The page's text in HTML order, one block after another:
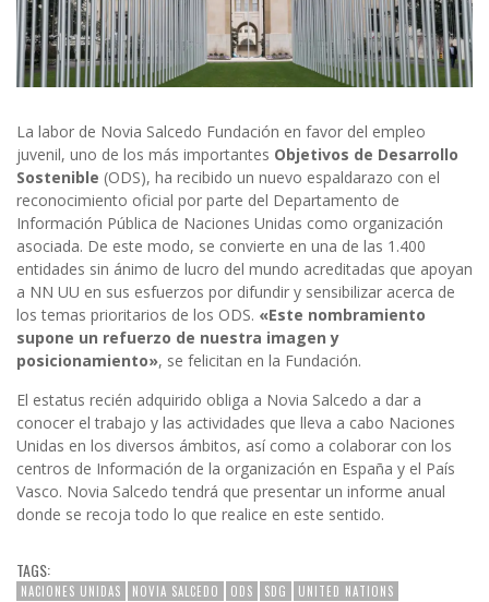
La labor de Novia Salcedo Fundación en favor del empleo
juvenil, uno de los más importantes Objetivos de Desarrollo
Sostenible (ODS), ha recibido un nuevo espaldarazo con el
reconocimiento oficial por parte del Departamento de
Información Pública de Naciones Unidas como organización
asociada. De este modo, se convierte en una de las 1.400
entidades sin ánimo de lucro del mundo acreditadas que apoyan
a NN UU en sus esfuerzos por difundir y sensibilizar acerca de
los temas prioritarios de los ODS. «Este nombramiento
supone un refuerzo de nuestra imagen y
posicionamiento», se felicitan en la Fundación.
El estatus recién adquirido obliga a Novia Salcedo a dar a
conocer el trabajo y las actividades que lleva a cabo Naciones
Unidas en los diversos ámbitos, así como a colaborar con los
centros de Información de la organización en España y el País
Vasco. Novia Salcedo tendrá que presentar un informe anual
donde se recoja todo lo que realice en este sentido.
TAGS:
NACIONES UNIDAS NOVIA SALCEDO ODS SDG UNITED NATIONS